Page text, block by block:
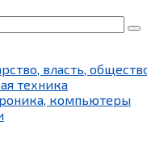
власть,
техника
компьютеры